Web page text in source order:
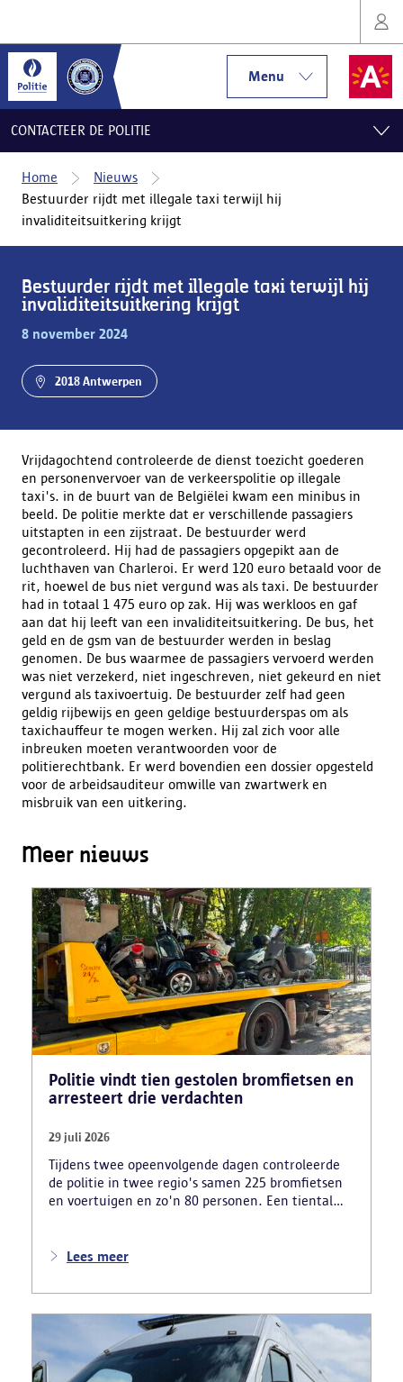
Menu
CONTACTEER DE POLITIE
Home
Nieuws
Bestuurder rijdt met illegale taxi terwijl hij
invaliditeitsuitkering krijgt
Bestuurder rijdt met illegale taxi terwijl hij
invaliditeitsuitkering krijgt
8 november 2024
2018 Antwerpen
Vrijdagochtend controleerde de dienst toezicht goederen
en personenvervoer van de verkeerspolitie op illegale
taxi's. in de buurt van de Belgiëlei kwam een minibus in
beeld. De politie merkte dat er verschillende passagiers
uitstapten in een zijstraat. De bestuurder werd
gecontroleerd. Hij had de passagiers opgepikt aan de
luchthaven van Charleroi. Er werd 120 euro betaald voor de
rit, hoewel de bus niet vergund was als taxi. De bestuurder
had in totaal 1 475 euro op zak. Hij was werkloos en gaf
aan dat hij leeft van een invaliditeitsuitkering. De bus, het
geld en de gsm van de bestuurder werden in beslag
genomen. De bus waarmee de passagiers vervoerd werden
was niet verzekerd, niet ingeschreven, niet gekeurd en niet
vergund als taxivoertuig. De bestuurder zelf had geen
geldig rijbewijs en geen geldige bestuurderspas om als
taxichauffeur te mogen werken. Hij zal zich voor alle
inbreuken moeten verantwoorden voor de
politierechtbank. Er werd bovendien een dossier opgesteld
voor de arbeidsauditeur omwille van zwartwerk en
misbruik van een uitkering.
Meer nieuws
Politie vindt tien gestolen bromfietsen en
arresteert drie verdachten
29 juli 2026
Tijdens twee opeenvolgende dagen controleerde
de politie in twee regio's samen 225 bromfietsen
en voertuigen en zo'n 80 personen. Een tiental
beslag genomen. Daarnaast arresteerde de politie
motorblokken en inbrekersmateriaal gevonden.
Lees meer